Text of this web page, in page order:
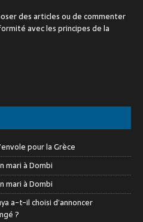
des articles ou de commenter
avec les principes de la
pour la Grèce
mari à Dombi
mari à Dombi
a-t-il choisi d’annoncer
?